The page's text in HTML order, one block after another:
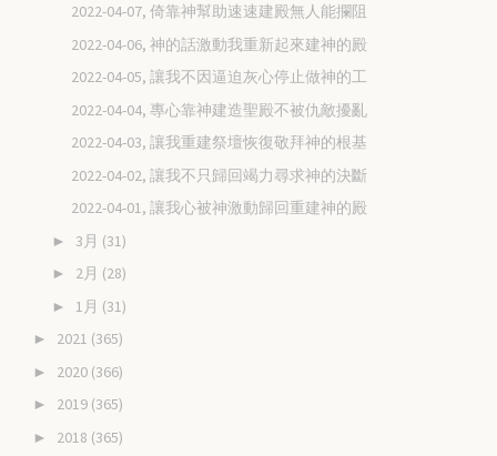
2022-04-07, 倚靠神幫助速速建殿無人能攔阻
2022-04-06, 神的話激動我重新起來建神的殿
2022-04-05, 讓我不因逼迫灰心停止做神的工
2022-04-04, 專心靠神建造聖殿不被仇敵擾亂
2022-04-03, 讓我重建祭壇恢復敬拜神的根基
2022-04-02, 讓我不只歸回竭力尋求神的決斷
2022-04-01, 讓我心被神激動歸回重建神的殿
► 3月 (31)
► 2月 (28)
► 1月 (31)
► 2021 (365)
► 2020 (366)
► 2019 (365)
► 2018 (365)